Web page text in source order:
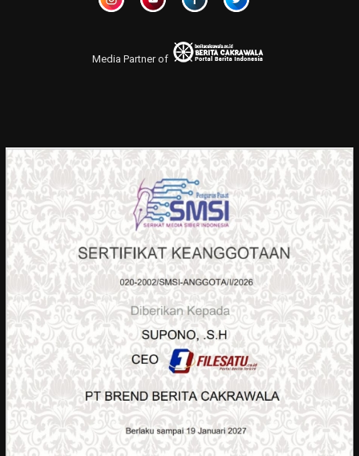
Media Partner of